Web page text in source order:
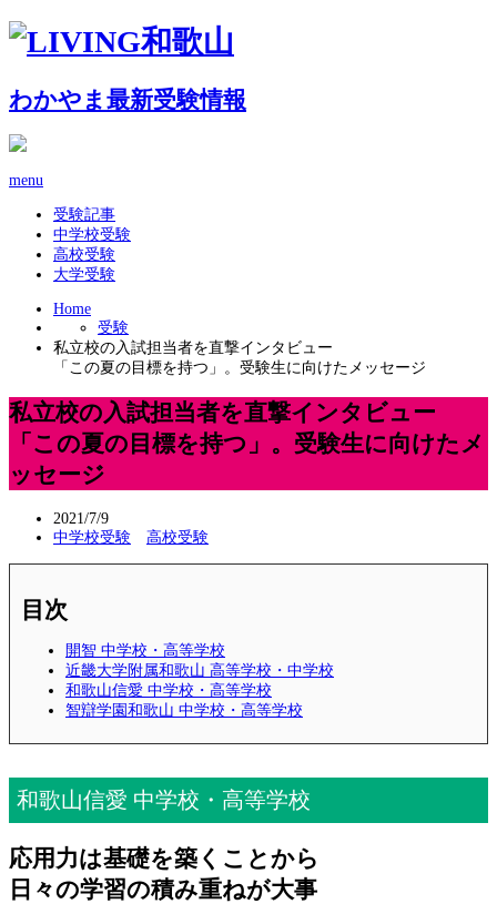
わかやま最新受験情報
menu
受験記事
中学校受験
高校受験
大学受験
Home
受験
私立校の入試担当者を直撃インタビュー
「この夏の目標を持つ」。受験生に向けたメッセージ
私立校の入試担当者を直撃インタビュー
「この夏の目標を持つ」。受験生に向けたメ
ッセージ
2021/7/9
中学校受験
高校受験
目次
開智 中学校・高等学校
近畿大学附属和歌山 高等学校・中学校
和歌山信愛 中学校・高等学校
智辯学園和歌山 中学校・高等学校
和歌山信愛 中学校・高等学校
応用力は基礎を築くことから
日々の学習の積み重ねが大事